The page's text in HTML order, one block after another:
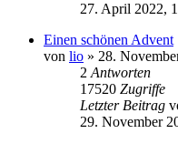
27. April 2022,
Einen schönen Advent
von lio » 28.
2 Antworten
17520 Zugriffe
Letzter Beitrag
29. November